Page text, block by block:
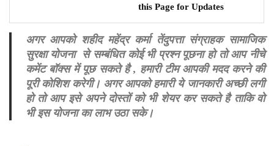
this Page for Updates
अगर आपको शहीद महेंद्र कर्मा तेंदुपत्ता संग्राहक सामाजिक
सुरक्षा योजना से सम्बंधित कोई भी प्रश्न पूछना हो तो आप नीचे
कमेंट बॉक्स में पूछ सकते है , हमारी टीम आपकी मदद करने की
पूरी कोशिश करेगी। अगर आपको हमारी ये जानकारी अच्छी लगी
हो तो आप इसे अपने दोस्तों को भी शेयर कर सकते है ताकि वो
भी इस योजना का लाभ उठा सके।